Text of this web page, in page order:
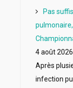
Pas
4 août 2026
Après
infection